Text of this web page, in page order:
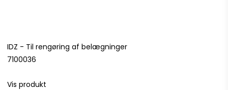
IDZ - Til rengøring af belægninger
7100036
Vis produkt